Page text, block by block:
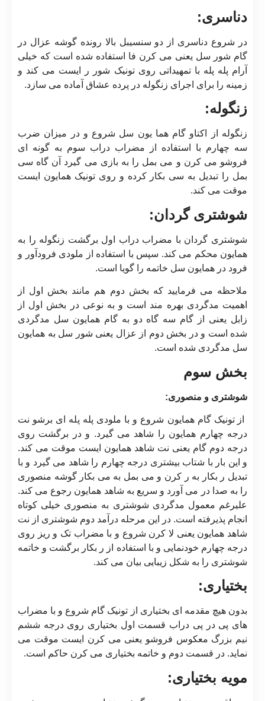
دناسری:
در شروع دناسری از دو سنسیبل بالا رونده گوشه عزال در
گام شور سل یعنی می کرن فا استفاده شده است که خیلی
آرام پله پله با تمهیداتی روی تونیک شور ر ایست می کند و
زمینه را برای اجرای زنگوله در پرده عشاق آماده می سازد.
زنگوله:
زنگوله از اکتاو گام هما یون سل شروع و در میزان ضرب
سه چهارم با استفاده از مضراب دراب سوم به گونه ای
فروشو می کرن و می بمل را به بازی می گیرد آن گاه سی
بمل را تبدیل به سی بکار کرده و روی تونیک همایون ایست
موقت می کند.
شوشتری گردان:
شوشتری گردان با مضراب دراب اول برگشت زنگوله را به
همایون محکم می کند. سپس با استفاده از ملودی فرودآور و
فرود در همایون سل خاتمه را گویا است.
ملاحظه می فرمایید که بخش دوم هم مانند بخش اول از
اهمیت مدگردی بهره مند است و به نوعی در بخش اول از
زابل یعنی از گام سه گاه دو به گام همایون سل مدگردی
شده است و در بخش دوم از عزال یعنی شور سل به همایون
سل مدگردی شده است.
بخش سوم
شوشتری و منصوری:
از تونیک گام همایون شروع و با ملودی پله پله ای برشو نت
درجه چهارم همایون را شاهد می گیرد. و در برگشت روی
درجه دوم گام یعنی نت شاهد همایون ایست موقت می کند.
و این بار با شتاب بیشتری درجه چهارم را شاهد می گیرد و با
تبدیل ر بکار به ر کرن و می بمل به می بکار گوشه منصوری
را به صدا در می آورد و سریع به شاهد همایون رجوع می کند.
علیرغم معمول مدگردی شوشتری به منصوری خیلی کوتاه
انجام پذیرفته است. در این مرحله درآمد دوم شوشتری از نت
شاهد همایون یعنی لا کرن شروع و با مضراب تک و ریز روی
درجه چهارم خودنمایی و با استفاده از ر بکار برگشت و خاتمه
شوشتری را به شکل زیبایی بیان می کند.
بختیاری:
بدون هیچ مقدمه ای بختیاری از تونیک گام شروع و با مضراب
های پی در پی دراب قسمت اول بختیاری روی درجه ششم
نیم بزرگ معکوس فروشو یعنی می کرن ایست موقت می
نماید. در قسمت دوم و خاتمه بختیاری می کرن حاکم است.
مویه بختیاری: